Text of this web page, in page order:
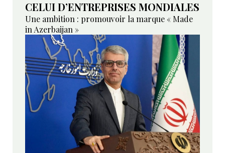
CELUI D’ENTREPRISES MONDIALES
Une ambition : promouvoir la marque « Made
in Azerbaijan »